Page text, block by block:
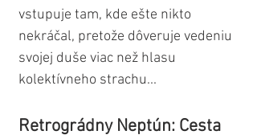
vstupuje tam, kde ešte nikto
nekráčal, pretože dôveruje vedeniu
svojej duše viac než hlasu
kolektívneho strachu...
Retrográdny Neptún: Cesta